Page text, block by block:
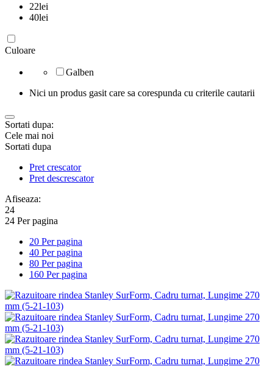
22lei
40lei
Culoare
Galben
Nici un produs gasit care sa corespunda cu criterile cautarii
Sortati dupa:
Cele mai noi
Sortati dupa
Pret crescator
Pret descrescator
Afiseaza:
24
24 Per pagina
20 Per pagina
40 Per pagina
80 Per pagina
160 Per pagina